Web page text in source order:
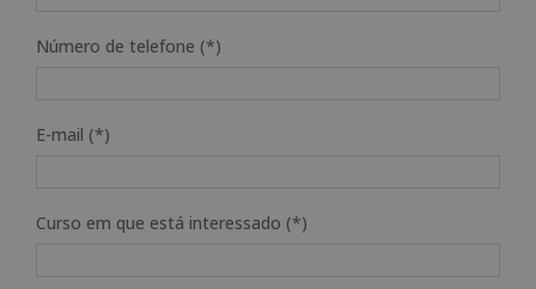
Número de telefone (*)
E-mail (*)
Curso em que está interessado (*)